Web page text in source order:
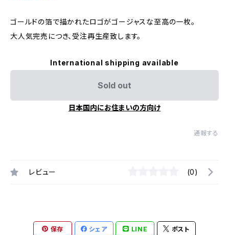
ゴールドの箔で描かれたロゴがゴージャスな至高の一枚。
大人気完売につき、受注再生産致します。
International shipping available
Sold out
日本国内にお住まいの方向け
通報する
レビュー (0)
保存 シェア LINE ポスト